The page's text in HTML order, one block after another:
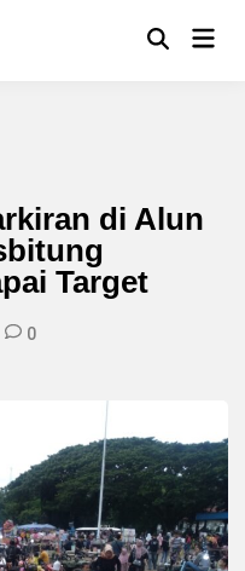
OpenMain
di Alun
Target
0